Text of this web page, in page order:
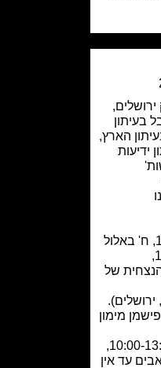
,
,
ח' באלול
של
בימים ב'-ה' 16:00-21:00, ו' 10:00-13:00,
אין